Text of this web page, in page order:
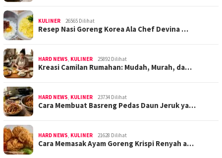
KULINER 26565 Dilihat
Resep Nasi Goreng Korea Ala Chef Devina …
HARD NEWS, KULINER 25892 Dilihat
Kreasi Camilan Rumahan: Mudah, Murah, da…
HARD NEWS, KULINER 23734 Dilihat
Cara Membuat Basreng Pedas Daun Jeruk ya…
HARD NEWS, KULINER 21628 Dilihat
Cara Memasak Ayam Goreng Krispi Renyah a…